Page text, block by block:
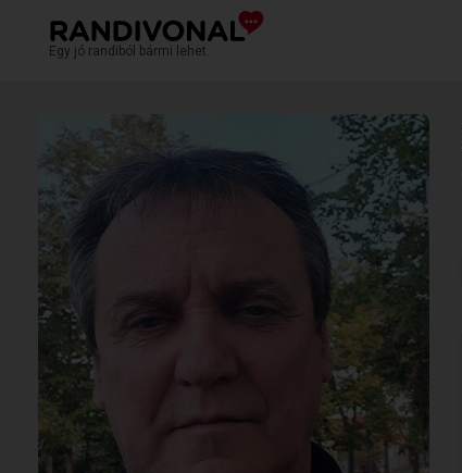
Egy jó randiból bármi lehet.